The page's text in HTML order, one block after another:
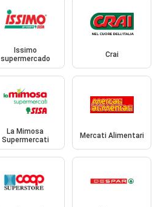
Issimo
supermercado
Crai
La Mimosa
Supermercati
Mercati Alimentari